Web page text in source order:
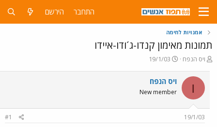
התחבר הירשם
אמנויות לחימה
תמונות מאימון קנדו-ג´ודו-איידו
פ
ח
ה
ו
ש
ויס הנפח
פ
ס
ם
ת
19/1/03
ו ויס הנפח
New member
19/1/03
#1